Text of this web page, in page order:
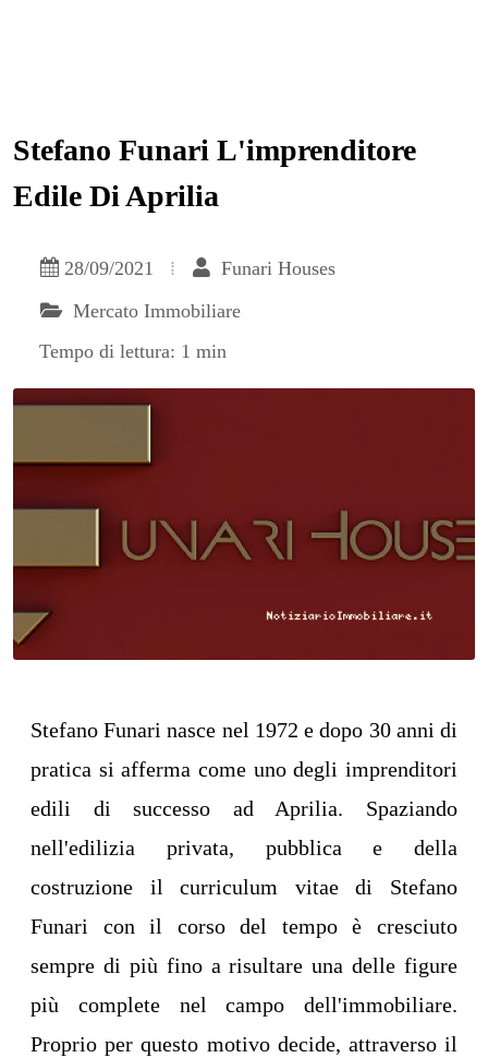
Stefano Funari L'imprenditore
Edile Di Aprilia
28/09/2021
Funari Houses
Mercato Immobiliare
Tempo di lettura: 1 min
Stefano Funari nasce nel 1972 e dopo 30 anni di
pratica si afferma come uno degli imprenditori
edili di successo ad Aprilia. Spaziando
nell'edilizia privata, pubblica e della
costruzione il curriculum vitae di Stefano
Funari con il corso del tempo è cresciuto
sempre di più fino a risultare una delle figure
più complete nel campo dell'immobiliare.
Proprio per questo motivo decide, attraverso il